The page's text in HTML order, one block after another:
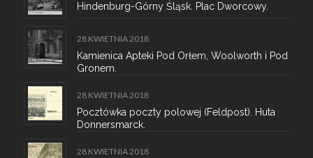
Hindenburg-Górny Śląsk. Plac Dworcowy.
28 KWIETNIA 2018
Kamienica Apteki Pod Orłem, Woolworth i Pod
Gronem.
28 KWIETNIA 2018
Pocztówka poczty polowej (Feldpost). Huta
Donnersmarck.
28 KWIETNIA 2018